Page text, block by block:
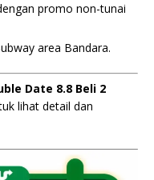
promo non-tunai
area Bandara.
Date 8.8 Beli 2
lihat detail dan